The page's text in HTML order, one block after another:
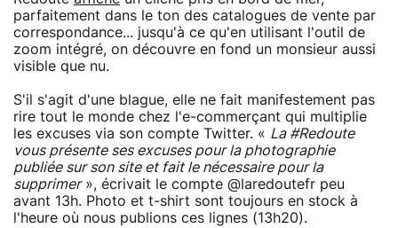
parfaitement dans le ton des catalogues de vente par
correspondance... jusqu'à ce qu'en utilisant l'outil de
zoom intégré, on découvre en fond un monsieur aussi
visible que nu.
S'il s'agit d'une blague, elle ne fait manifestement pas
rire tout le monde chez l'e-commerçant qui multiplie
les excuses via son compte Twitter. « La #Redoute
vous présente ses excuses pour la photographie
publiée sur son site et fait le nécessaire pour la
supprimer», écrivait le compte @laredoutefr peu
avant 13h. Photo et t-shirt sont toujours en stock à
l'heure où nous publions ces lignes (13h20).